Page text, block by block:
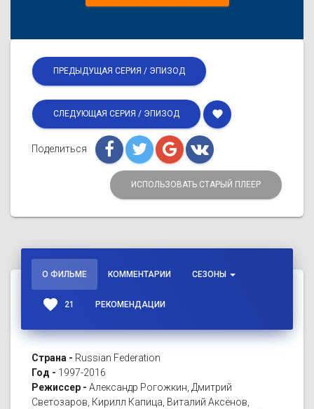
ПРЕДЫДУЩАЯ СЕРИЯ / ЭПИЗОД
СЛЕДУЮЩАЯ СЕРИЯ / ЭПИЗОД favorite
Поделиться
ИСПОЛЬЗОВАТЬ СТАРЫЙ ПЛЕЕР
О ФИЛЬМЕ КОММЕНТАРИИ СЕЗОНЫ
favorite 21 РЕКОМЕНДАЦИИ
Страна - Russian Federation
Год - 1997-2016
Режиссер - Александр Рогожкин, Дмитрий
Светозаров, Кирилл Капица, Виталий Аксёнов,